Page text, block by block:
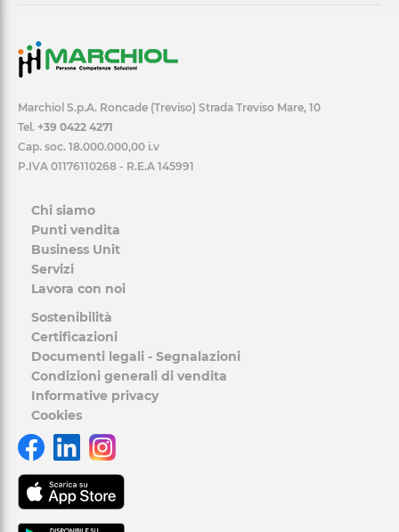
Marchiol S.p.A. Roncade (Treviso) Strada Treviso Mare, 10
Tel. +39 0422 4271
Cap. soc. 18.000.000,00 i.v
P.IVA 01176110268 - R.E.A 145991
Chi siamo
Punti vendita
Business Unit
Servizi
Lavora con noi
Sostenibilità
Certificazioni
Documenti legali - Segnalazioni
Condizioni generali di vendita
Informative privacy
Cookies